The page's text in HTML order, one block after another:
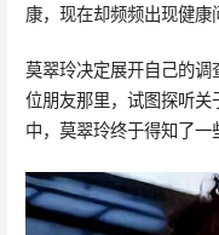
康，现在却频频出现健康
莫翠玲决定展开自己的
位朋友那里，试图探听
中，莫翠玲终于得知了一